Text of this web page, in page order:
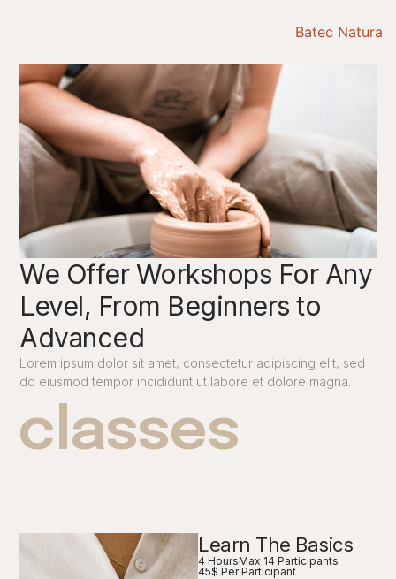
Batec Natura
We Offer Workshops For Any
Level, From Beginners to
Advanced
Lorem ipsum dolor sit amet, consectetur adipiscing elit, sed
do eiusmod tempor incididunt ut labore et dolore magna.
classes
Learn The Basics
4 HoursMax 14 Participants
45$ Per Participant